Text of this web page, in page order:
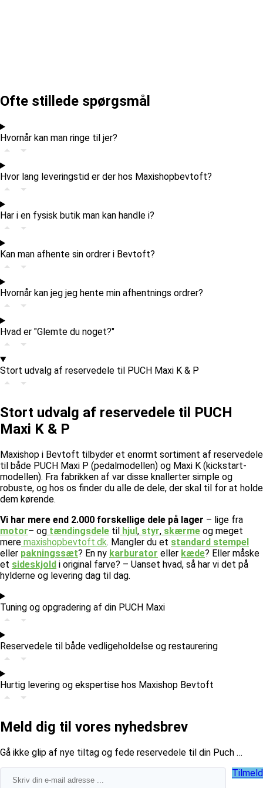
Ofte stillede spørgsmål
Hvornår kan man ringe til jer?
Hvor lang leveringstid er der hos Maxishopbevtoft?
Har i en fysisk butik man kan handle i?
Kan man afhente sin ordrer i Bevtoft?
Hvornår kan jeg jeg hente min afhentnings ordrer?
Hvad er "Glemte du noget?"
Stort udvalg af reservedele til PUCH Maxi K & P
Stort udvalg af reservedele til PUCH
Maxi K & P
Maxishop i Bevtoft tilbyder et enormt sortiment af reservedele
til både PUCH Maxi P (pedalmodellen) og Maxi K (kickstart-
modellen). Fra fabrikken af var disse knallerter simple og
robuste, og hos os finder du alle de dele, der skal til for at holde
dem kørende.
Vi har mere end 2.000 forskellige dele på lager – lige fra
motor– og tændingsdele til hjul, styr, skærme og meget
mere maxishopbevtoft.dk. Mangler du et standard stempel
eller pakningssæt? En ny karburator eller kæde? Eller måske
et sideskjold i original farve? – Uanset hvad, så har vi det på
hylderne og levering dag til dag.
Tuning og opgradering af din PUCH Maxi
Reservedele til både vedligeholdelse og restaurering
Hurtig levering og ekspertise hos Maxishop Bevtoft
Meld dig til vores nyhedsbrev
​Gå ikke glip af nye tiltag og fede reservedele til din Puch …
Tilmeld